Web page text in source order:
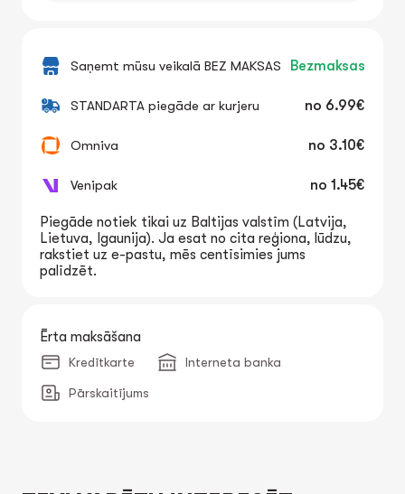
Saņemt mūsu veikalā BEZ MAKSAS Bezmaksas
STANDARTA piegāde ar kurjeru no 6.99€
Omniva no 3.10€
Venipak no 1.45€
Piegāde notiek tikai uz Baltijas valstīm (Latvija,
Lietuva, Igaunija). Ja esat no cita reģiona, lūdzu,
rakstiet uz e-pastu, mēs centīsimies jums
palīdzēt.
Ērta maksāšana
Kredītkarte Interneta banka
Pārskaitījums